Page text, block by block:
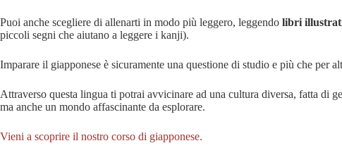
Puoi anche scegliere di allenarti in modo più leggero, leggendo libri
piccoli segni che aiutano a leggere i kanji).
Imparare il giapponese è sicuramente una questione di studio e più che per
Attraverso questa lingua ti potrai avvicinare ad una cultura diversa, fatta di
ma anche un mondo affascinante da esplorare.
Vieni a scoprire il nostro corso di giapponese.